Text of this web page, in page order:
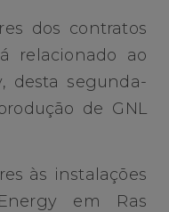
dos contratos
relacionado ao
desta segunda-
de GNL
às instalações
em Ras